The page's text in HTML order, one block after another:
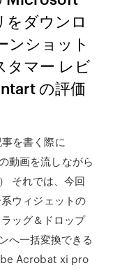
ダウンロ
ンショット
タマー レビ
の評価
を書く際に
動画を流しながら
それでは、今回
ウィジェットの
ッグ＆ドロップ
へ一括変換できる
Acrobat xi pro